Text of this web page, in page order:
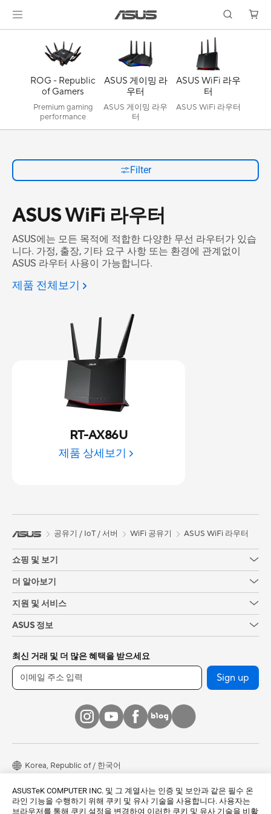
ASUSTeK COMPUTER INC. 및 그 계열사는 인증 및 보안과 같은 필수 온
라인 기능을 수행하기 위해 쿠키 및 유사 기술을 사용합니다. 사용자는
브라우저를 통해 쿠키 설정을 변경하여 이러한 쿠키 및 유사 기술을 비활
ROG - Republic
of Gamers
Premium gaming
performance
ASUS 게이밍 라
우터
ASUS 게이밍 라우
터
ASUS WiFi 라우
터
ASUS WiFi 라우터
Filter
ASUS WiFi 라우터
ASUS에는 모든 목적에 적합한 다양한 무선 라우터가 있습
니다. 가정, 출장, 기타 요구 사항 또는 환경에 관계없이
ASUS 라우터 사용이 가능합니다.
제품 전체보기
RT-AX86U
제품 상세보기
공유기 / IoT / 서버 WiFi 공유기 ASUS WiFi 라우터
쇼핑 및 보기
더 알아보기
지원 및 서비스
ASUS 정보
최신 거래 및 더 많은 혜택을 받으세요
Sign up
Korea, Republic of / 한국어
© 모든 권리는 ASUSTeK Computer Inc.에 속합니다.
사용주의 약관
개인정보 처리방침 쿠키 설정